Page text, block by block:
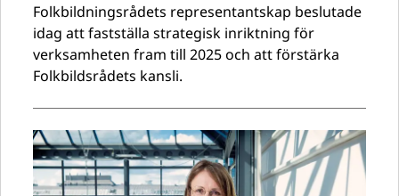
Folkbildningsrådets representantskap beslutade
idag att fastställa strategisk inriktning för
verksamheten fram till 2025 och att förstärka
Folkbildsrådets kansli.